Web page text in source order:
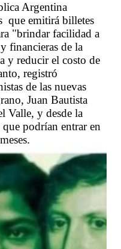
Argentina
que emitirá billetes
"brindar facilidad a
financieras de la
y reducir el costo de
registró
de las nuevas
Juan Bautista
Valle, y desde la
podrían entrar en